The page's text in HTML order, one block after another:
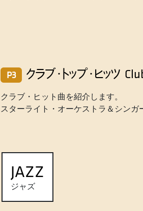
P3 クラブ・トップ・ヒッツ
クラブ・ヒット曲を紹介します。
スターライト・オーケストラ＆シンガ
JAZZ
ジャズ